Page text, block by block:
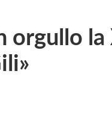
orgullo